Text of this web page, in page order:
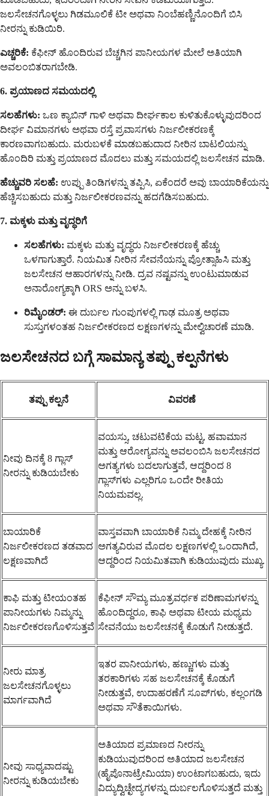
ಜಲಸೇಚನಗೊಳ್ಳಲು ಗಿಡಮೂಲಿಕೆ ಟೀ ಅಥವಾ ನಿಂಬೆಹಣ್ಣಿನೊಂದಿಗೆ ಬಿಸಿ
ನೀರನ್ನು ಕುಡಿಯಿರಿ.
ಎಚ್ಚರಿಕೆ: ಕೆಫೀನ್ ಹೊಂದಿರುವ ಬೆಚ್ಚಗಿನ ಪಾನೀಯಗಳ ಮೇಲೆ ಅತಿಯಾಗಿ
ಅವಲಂಬಿತರಾಗಬೇಡಿ.
6. ಪ್ರಯಾಣದ ಸಮಯದಲ್ಲಿ
ಸಲಹೆಗಳು: ಒಣ ಕ್ಯಾಬಿನ್ ಗಾಳಿ ಅಥವಾ ದೀರ್ಘಕಾಲ ಕುಳಿತುಕೊಳ್ಳುವುದರಿಂದ
ದೀರ್ಘ ವಿಮಾನಗಳು ಅಥವಾ ರಸ್ತೆ ಪ್ರವಾಸಗಳು ನಿರ್ಜಲೀಕರಣಕ್ಕೆ
ಕಾರಣವಾಗಬಹುದು. ಮರುಬಳಕೆ ಮಾಡಬಹುದಾದ ನೀರಿನ ಬಾಟಲಿಯನ್ನು
ಹೊಂದಿರಿ ಮತ್ತು ಪ್ರಯಾಣದ ಮೊದಲು ಮತ್ತು ಸಮಯದಲ್ಲಿ ಜಲಸೇಚನ ಮಾಡಿ.
ಹೆಚ್ಚುವರಿ ಸಲಹೆ: ಉಪ್ಪು ತಿಂಡಿಗಳನ್ನು ತಪ್ಪಿಸಿ, ಏಕೆಂದರೆ ಅವು ಬಾಯಾರಿಕೆಯನ್ನು
ಹೆಚ್ಚಿಸಬಹುದು ಮತ್ತು ನಿರ್ಜಲೀಕರಣವನ್ನು ಹದಗೆಡಿಸಬಹುದು.
7. ಮಕ್ಕಳು ಮತ್ತು ವೃದ್ಧರಿಗೆ
ಸಲಹೆಗಳು: ಮಕ್ಕಳು ಮತ್ತು ವೃದ್ಧರು ನಿರ್ಜಲೀಕರಣಕ್ಕೆ ಹೆಚ್ಚು
ಒಳಗಾಗುತ್ತಾರೆ. ನಿಯಮಿತ ನೀರಿನ ಸೇವನೆಯನ್ನು ಪ್ರೋತ್ಸಾಹಿಸಿ ಮತ್ತು
ಜಲಸೇಚನ ಆಹಾರಗಳನ್ನು ನೀಡಿ. ದ್ರವ ನಷ್ಟವನ್ನು ಉಂಟುಮಾಡುವ
ಅನಾರೋಗ್ಯಕ್ಕಾಗಿ ORS ಅನ್ನು ಬಳಸಿ.
ರಿಮೈಂಡರ್: ಈ ದುರ್ಬಲ ಗುಂಪುಗಳಲ್ಲಿ ಗಾಢ ಮೂತ್ರ ಅಥವಾ
ಸುಸ್ತುಗಳಂತಹ ನಿರ್ಜಲೀಕರಣದ ಲಕ್ಷಣಗಳನ್ನು ಮೇಲ್ವಿಚಾರಣೆ ಮಾಡಿ.
ಜಲಸೇಚನದ ಬಗ್ಗೆ ಸಾಮಾನ್ಯ ತಪ್ಪು ಕಲ್ಪನೆಗಳು
ತಪ್ಪು ಕಲ್ಪನೆ ವಿವರಣೆ
ನೀವು ದಿನಕ್ಕೆ 8 ಗ್ಲಾಸ್
ನೀರನ್ನು ಕುಡಿಯಬೇಕು
ವಯಸ್ಸು, ಚಟುವಟಿಕೆಯ ಮಟ್ಟ, ಹವಾಮಾನ
ಮತ್ತು ಆರೋಗ್ಯವನ್ನು ಅವಲಂಬಿಸಿ ಜಲಸೇಚನದ
ಅಗತ್ಯಗಳು ಬದಲಾಗುತ್ತವೆ, ಆದ್ದರಿಂದ 8
ಗ್ಲಾಸ್‌ಗಳು ಎಲ್ಲರಿಗೂ ಒಂದೇ ರೀತಿಯ
ನಿಯಮವಲ್ಲ.
ಬಾಯಾರಿಕೆ
ನಿರ್ಜಲೀಕರಣದ ತಡವಾದ
ಲಕ್ಷಣವಾಗಿದೆ
ವಾಸ್ತವವಾಗಿ ಬಾಯಾರಿಕೆ ನಿಮ್ಮ ದೇಹಕ್ಕೆ ನೀರಿನ
ಅಗತ್ಯವಿರುವ ಮೊದಲ ಲಕ್ಷಣಗಳಲ್ಲಿ ಒಂದಾಗಿದೆ,
ಆದ್ದರಿಂದ ನಿಯಮಿತವಾಗಿ ಕುಡಿಯುವುದು ಮುಖ್ಯ.
ಕಾಫಿ ಮತ್ತು ಟೀಯಂತಹ
ಪಾನೀಯಗಳು ನಿಮ್ಮನ್ನು
ನಿರ್ಜಲೀಕರಣಗೊಳಿಸುತ್ತವೆ
ಕೆಫೀನ್ ಸೌಮ್ಯ ಮೂತ್ರವರ್ಧಕ ಪರಿಣಾಮಗಳನ್ನು
ಹೊಂದಿದ್ದರೂ, ಕಾಫಿ ಅಥವಾ ಟೀಯ ಮಧ್ಯಮ
ಸೇವನೆಯು ಜಲಸೇಚನಕ್ಕೆ ಕೊಡುಗೆ ನೀಡುತ್ತದೆ.
ನೀರು ಮಾತ್ರ
ಜಲಸೇಚನಗೊಳ್ಳಲು
ಮಾರ್ಗವಾಗಿದೆ
ಇತರ ಪಾನೀಯಗಳು, ಹಣ್ಣುಗಳು ಮತ್ತು
ತರಕಾರಿಗಳು ಸಹ ಜಲಸೇಚನಕ್ಕೆ ಕೊಡುಗೆ
ನೀಡುತ್ತವೆ, ಉದಾಹರಣೆಗೆ ಸೂಪ್‌ಗಳು, ಕಲ್ಲಂಗಡಿ
ಅಥವಾ ಸೌತೆಕಾಯಿಗಳು.
ನೀವು ಸಾಧ್ಯವಾದಷ್ಟು
ನೀರನ್ನು ಕುಡಿಯಬೇಕು
ಅತಿಯಾದ ಪ್ರಮಾಣದ ನೀರನ್ನು
ಕುಡಿಯುವುದರಿಂದ ಅತಿಯಾದ ಜಲಸೇಚನ
(ಹೈಪೊನಾಟ್ರೇಮಿಯಾ) ಉಂಟಾಗಬಹುದು, ಇದು
ವಿದ್ಯುದ್ವಿಚ್ಛೇದ್ಯಗಳನ್ನು ದುರ್ಬಲಗೊಳಿಸುತ್ತದೆ ಮತ್ತು